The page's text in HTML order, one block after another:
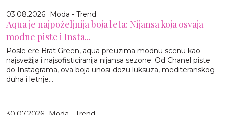
03.08.2026 Moda - Trend
Aqua je najpoželjnija boja leta: Nijansa koja osvaja
modne piste i Insta...
Posle ere Brat Green, aqua preuzima modnu scenu kao
najsvežija i najsofisticiranija nijansa sezone. Od Chanel piste
do Instagrama, ova boja unosi dozu luksuza, mediteranskog
duha i letnje...